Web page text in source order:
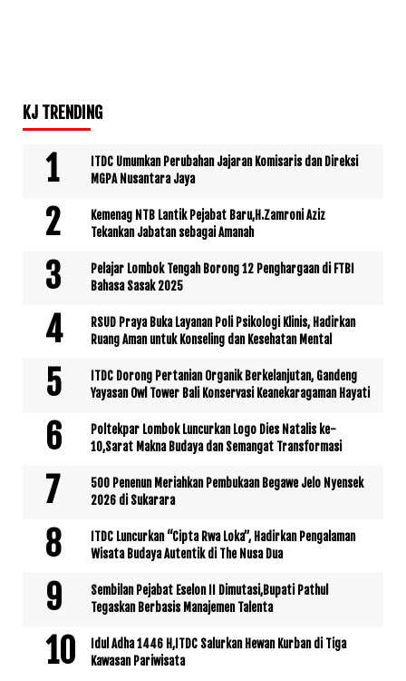
KJ TRENDING
ITDC Umumkan Perubahan Jajaran Komisaris dan Direksi
MGPA Nusantara Jaya
Kemenag NTB Lantik Pejabat Baru,H.Zamroni Aziz
Tekankan Jabatan sebagai Amanah
Pelajar Lombok Tengah Borong 12 Penghargaan di FTBI
Bahasa Sasak 2025
RSUD Praya Buka Layanan Poli Psikologi Klinis, Hadirkan
Ruang Aman untuk Konseling dan Kesehatan Mental
ITDC Dorong Pertanian Organik Berkelanjutan, Gandeng
Yayasan Owl Tower Bali Konservasi Keanekaragaman Hayati
Poltekpar Lombok Luncurkan Logo Dies Natalis ke-
10,Sarat Makna Budaya dan Semangat Transformasi
500 Penenun Meriahkan Pembukaan Begawe Jelo Nyensek
2026 di Sukarara
ITDC Luncurkan “Cipta Rwa Loka”, Hadirkan Pengalaman
Wisata Budaya Autentik di The Nusa Dua
Sembilan Pejabat Eselon II Dimutasi,Bupati Pathul
Tegaskan Berbasis Manajemen Talenta
Idul Adha 1446 H,ITDC Salurkan Hewan Kurban di Tiga
Kawasan Pariwisata